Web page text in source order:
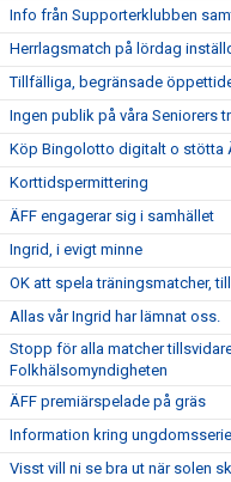
Info från Supporterklubben
Herrlagsmatch på lördag
Tillfälliga, begränsade
Ingen publik på våra Seniorers
Köp Bingolotto digitalt o stötta
Korttidspermittering
ÄFF engagerar sig i samhället
Ingrid, i evigt minne
OK att spela träningsmatcher,
Allas vår Ingrid har lämnat oss.
Stopp för alla matcher
Folkhälsomyndigheten
ÄFF premiärspelade på gräs
Information kring
Visst vill ni se bra ut när solen